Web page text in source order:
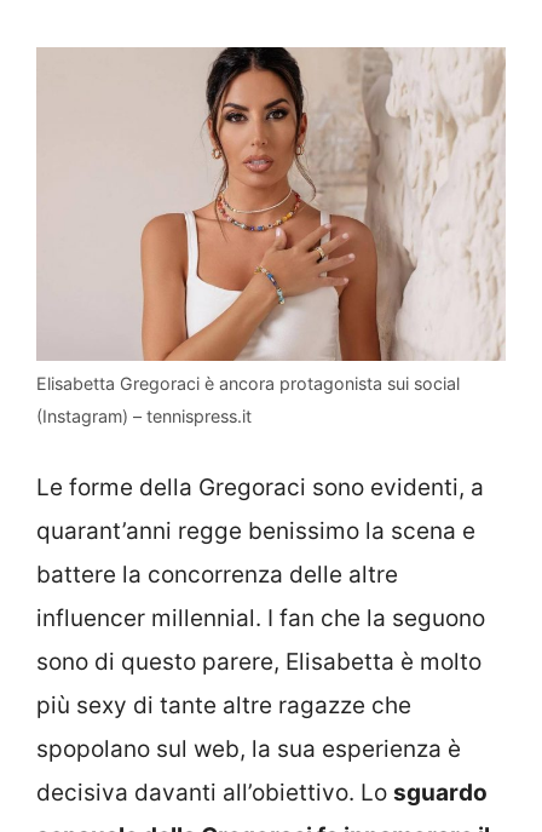
Elisabetta Gregoraci è ancora protagonista sui social
(Instagram) – tennispress.it
Le forme della Gregoraci sono evidenti, a
quarant’anni regge benissimo la scena e
battere la concorrenza delle altre
influencer millennial. I fan che la seguono
sono di questo parere, Elisabetta è molto
più sexy di tante altre ragazze che
spopolano sul web, la sua esperienza è
decisiva davanti all’obiettivo. Lo sguardo